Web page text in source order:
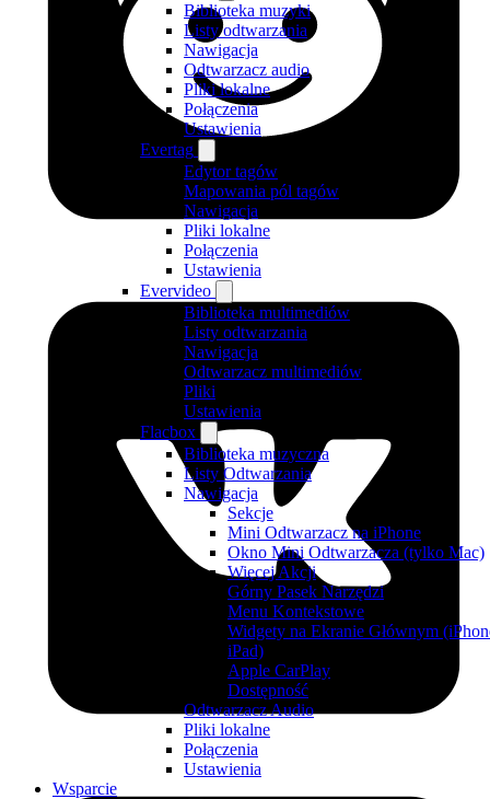
Biblioteka muzyki
Listy odtwarzania
Nawigacja
Odtwarzacz audio
Pliki lokalne
Połączenia
Ustawienia
Evertag
Edytor tagów
Mapowania pól tagów
Nawigacja
Pliki lokalne
Połączenia
Ustawienia
Evervideo
Biblioteka multimediów
Listy odtwarzania
Nawigacja
Odtwarzacz multimediów
Pliki
Ustawienia
Flacbox
Biblioteka muzyczna
Listy Odtwarzania
Nawigacja
Sekcje
Mini Odtwarzacz na iPhone
Okno Mini Odtwarzacza (tylko Mac)
Więcej Akcji
Górny Pasek Narzędzi
Menu Kontekstowe
Widgety na Ekranie Głównym
iPad)
Apple CarPlay
Dostępność
Odtwarzacz Audio
Pliki lokalne
Połączenia
Ustawienia
Wsparcie